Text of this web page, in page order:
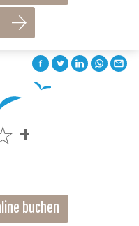
Als Favorit speichern
buchen